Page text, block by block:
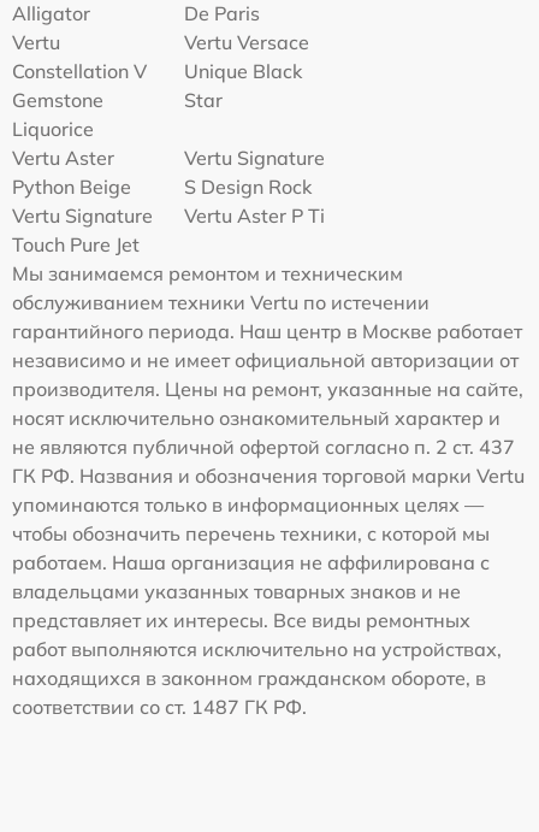
Alligator
De Paris
Vertu
Constellation V
Gemstone
Liquorice
Vertu Versace
Unique Black
Star
Vertu Aster
Python Beige
Vertu Signature
S Design Rock
Vertu Signature
Touch Pure Jet
Vertu Aster P Ti
Мы занимаемся ремонтом и техническим
обслуживанием техники Vertu по истечении
гарантийного периода. Наш центр в Москве работает
независимо и не имеет официальной авторизации от
производителя. Цены на ремонт, указанные на сайте,
носят исключительно ознакомительный характер и
не являются публичной офертой согласно п. 2 ст. 437
ГК РФ. Названия и обозначения торговой марки Vertu
упоминаются только в информационных целях —
чтобы обозначить перечень техники, с которой мы
работаем. Наша организация не аффилирована с
владельцами указанных товарных знаков и не
представляет их интересы. Все виды ремонтных
работ выполняются исключительно на устройствах,
находящихся в законном гражданском обороте, в
соответствии со ст. 1487 ГК РФ.